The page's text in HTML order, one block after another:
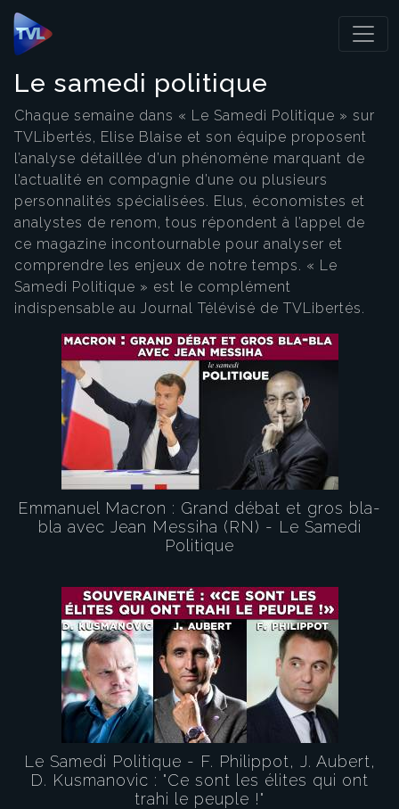
Panneau de gestion des cookies
Le samedi politique
Chaque semaine dans « Le Samedi Politique » sur
TVLibertés, Elise Blaise et son équipe proposent
l’analyse détaillée d’un phénomène marquant de
l’actualité en compagnie d’une ou plusieurs
personnalités spécialisées. Elus, économistes et
analystes de renom, tous répondent à l’appel de
ce magazine incontournable pour analyser et
comprendre les enjeux de notre temps. « Le
Samedi Politique » est le complément
indispensable au Journal Télévisé de TVLibertés.
Emmanuel Macron : Grand débat et gros bla-
bla avec Jean Messiha (RN) - Le Samedi
Politique
Le Samedi Politique - F. Philippot, J. Aubert,
D. Kusmanovic : "Ce sont les élites qui ont
trahi le peuple !"